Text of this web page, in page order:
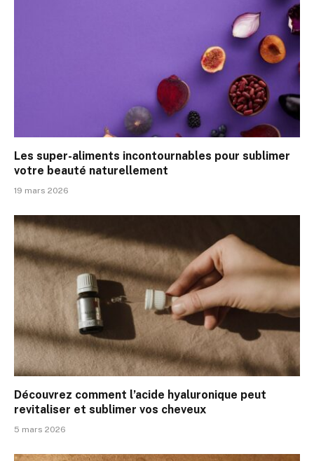
Les super-aliments incontournables pour sublimer
votre beauté naturellement
19 mars 2026
Découvrez comment l’acide hyaluronique peut
revitaliser et sublimer vos cheveux
5 mars 2026